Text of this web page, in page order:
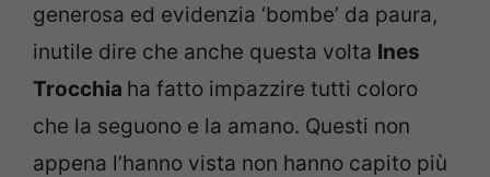
generosa ed evidenzia ‘bombe’ da paura,
inutile dire che anche questa volta Ines
Trocchia ha fatto impazzire tutti coloro
che la seguono e la amano. Questi non
appena l’hanno vista non hanno capito più